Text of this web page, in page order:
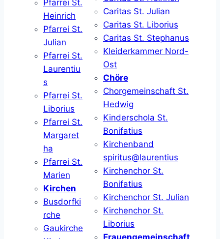
Pfarrei St.
Heinrich
Pfarrei St.
Julian
Pfarrei St.
Laurentiu
s
Pfarrei St.
Liborius
Pfarrei St.
Margaret
ha
Pfarrei St.
Marien
Kirchen
Busdorfki
rche
Gaukirche
Caritas St. Julian
Caritas St. Liborius
Caritas St. Stephanus
Kleiderkammer Nord-
Ost
Chöre
Chorgemeinschaft St.
Hedwig
Kinderschola St.
Bonifatius
Kirchenband
spiritus@laurentius
Kirchenchor St.
Bonifatius
Kirchenchor St. Julian
Kirchenchor St.
Liborius
Frauengemeinschaft